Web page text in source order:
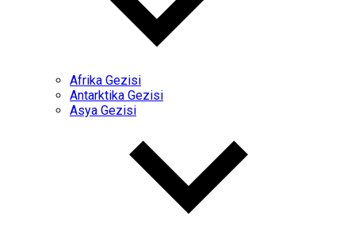
Afrika Gezisi
Antarktika Gezisi
Asya Gezisi